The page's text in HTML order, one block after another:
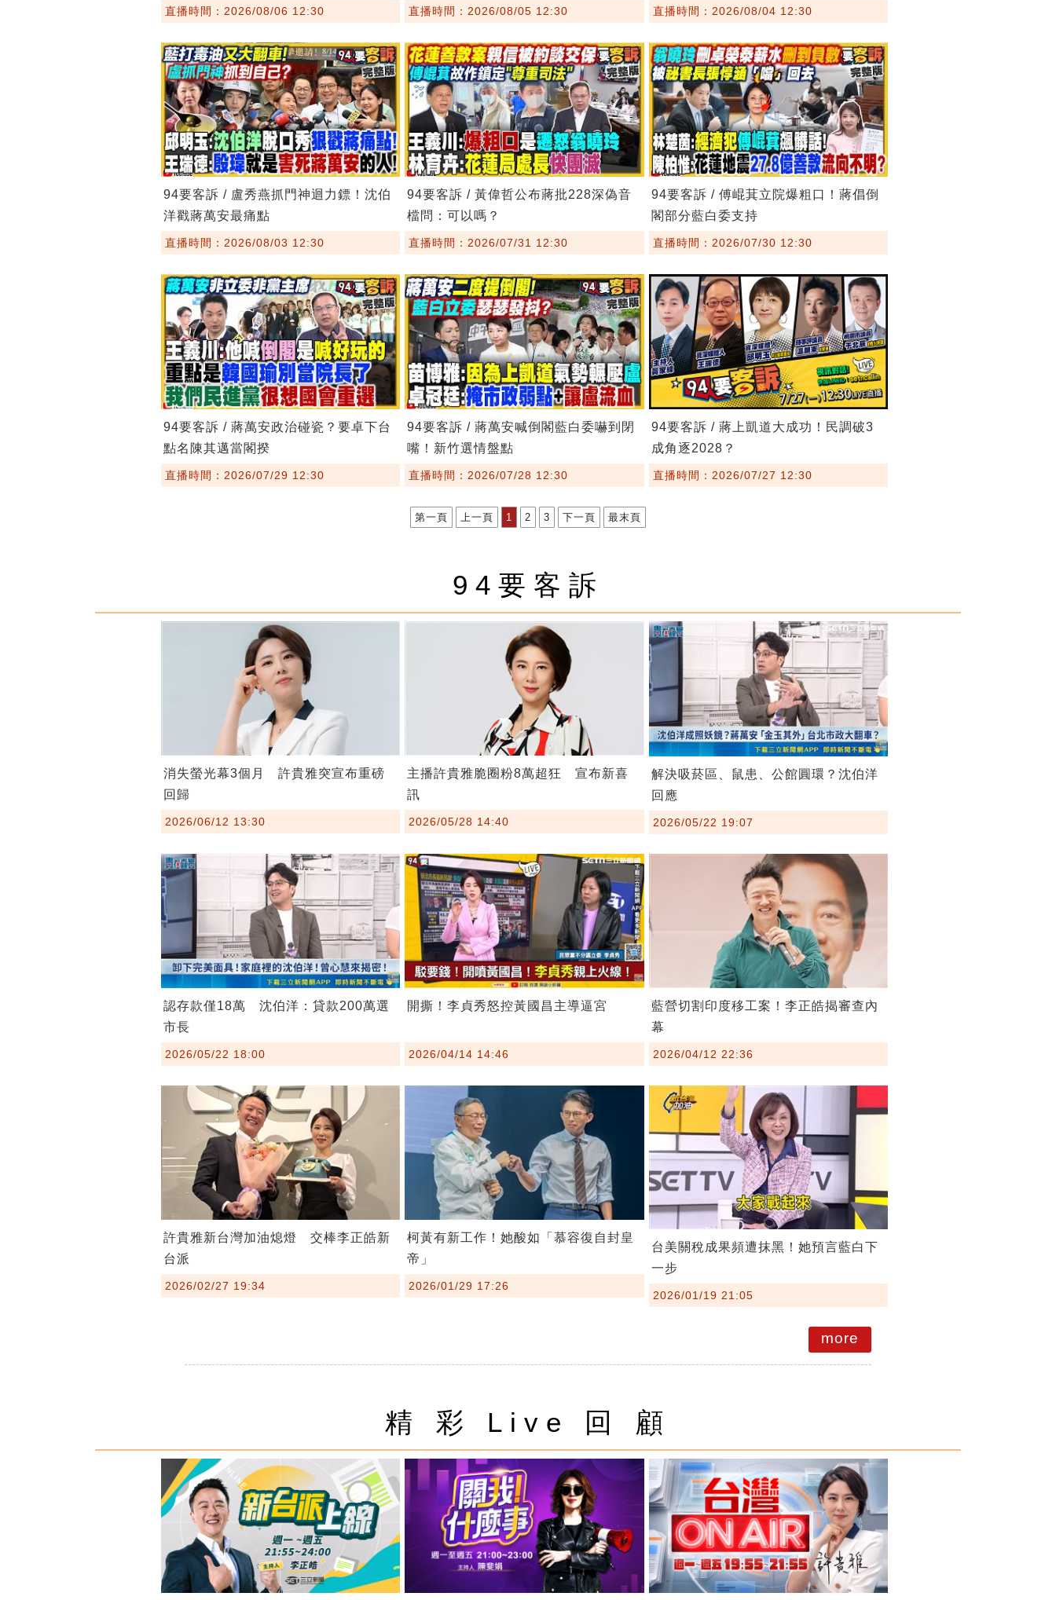
直播時間：2026/08/06 12:30 直播時間：2026/08/05 12:30 直播時間：2026/08/04 12:30
94要客訴 / 盧秀燕抓門神迴力鏢！沈伯
洋戳蔣萬安最痛點
直播時間：2026/08/03 12:30
94要客訴 / 黃偉哲公布蔣批228深偽音
檔問：可以嗎？
直播時間：2026/07/31 12:30
94要客訴 / 傅崐萁立院爆粗口！蔣倡倒
閣部分藍白委支持
直播時間：2026/07/30 12:30
94要客訴 / 蔣萬安政治碰瓷？要卓下台
點名陳其邁當閣揆
直播時間：2026/07/29 12:30
94要客訴 / 蔣萬安喊倒閣藍白委嚇到閉
嘴！新竹選情盤點
直播時間：2026/07/28 12:30
94要客訴 / 蔣上凱道大成功！民調破3
成角逐2028？
直播時間：2026/07/27 12:30
第一頁 上一頁 1 2 3 下一頁 最末頁
94要客訴
消失螢光幕3個月 許貴雅突宣布重磅
回歸
2026/06/12 13:30
主播許貴雅脆圈粉8萬超狂 宣布新喜
訊
2026/05/28 14:40
解決吸菸區、鼠患、公館圓環？沈伯洋
回應
2026/05/22 19:07
認存款僅18萬 沈伯洋：貸款200萬選
市長
2026/05/22 18:00
開撕！李貞秀怒控黃國昌主導逼宮
2026/04/14 14:46
藍營切割印度移工案！李正皓揭審查內
幕
2026/04/12 22:36
許貴雅新台灣加油熄燈 交棒李正皓新
台派
2026/02/27 19:34
柯黃有新工作！她酸如「慕容復自封皇
帝」
2026/01/29 17:26
台美關稅成果頻遭抹黑！她預言藍白下
一步
2026/01/19 21:05
more
精 彩 Live 回 顧